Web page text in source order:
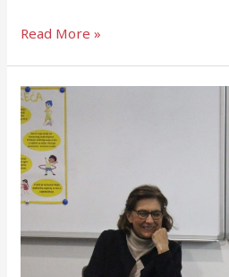
Read More »